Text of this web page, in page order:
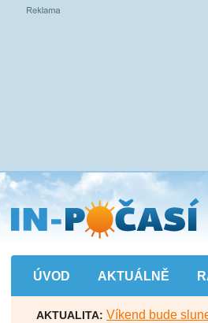
Přejít
na
hlavní
obsah
ÚVOD AKTUÁLNĚ
AKTUALITA: Víkend bude